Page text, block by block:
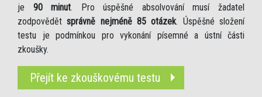
je 90 minut. Pro úspěšné absolvování musí žadatel
zodpovědětsprávně nejméně 85 otázek. Úspěšné složení
testu je podmínkou pro vykonání písemné a ústní části
zkoušky.
Přejít ke zkouškovému testu